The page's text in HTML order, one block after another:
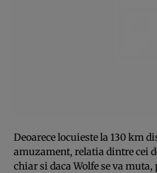
Deoarece locuieste la 130 km
amuzament, relatia dintre cei
chiar si daca Wolfe se va